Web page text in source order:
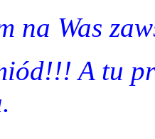
na Was
A tu